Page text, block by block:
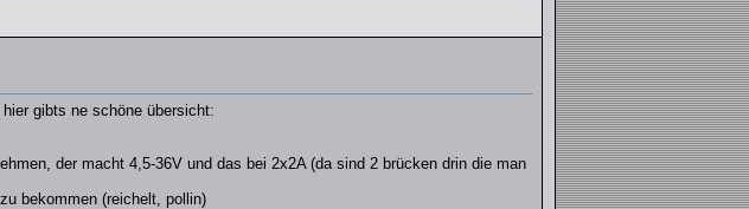
gibts ne schöne übersicht:
der macht 4,5-36V und das bei 2x2A (da sind 2 brücken drin die man
bekommen (reichelt, pollin)